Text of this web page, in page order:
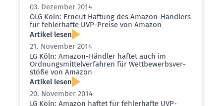
03. Dezember 2014
OLG Köln: Erneut Haftung des Amazon-Händlers
für fehler­hafte UVP-Preise von Amazon
Artikel lesen
21. November 2014
LG Köln: Amazon-Händler haftet auch im
Ordnungs­mit­tel­ver­fahren für Wettbe­werbs­ver­
stöße von Amazon
Artikel lesen
20. November 2014
LG Köln: Amazon haftet für fehler­hafte UVP-